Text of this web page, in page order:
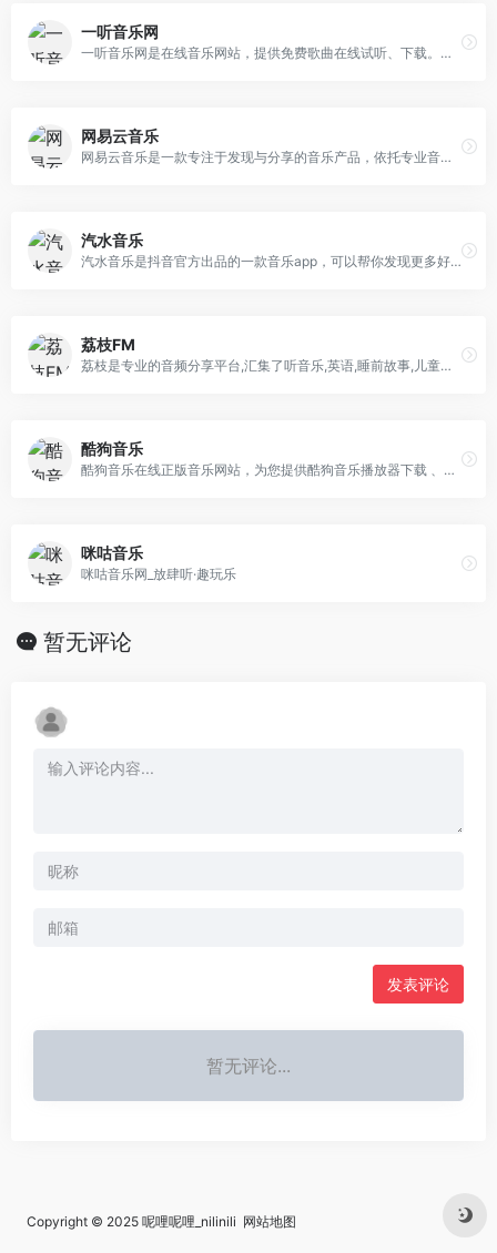
一听音乐网
一听音乐网是在线音乐网站，提供免费歌曲在线试听、下载。一听音乐网拥有正版、庞大、完整的曲库，歌曲更新迅速，试听流畅，口碑极佳。一听音乐网，每天听一听
网易云音乐
网易云音乐是一款专注于发现与分享的音乐产品，依托专业音乐人、DJ、好友推荐及社交功能，为用户打造全新的音乐生活。
汽水音乐
汽水音乐是抖音官方出品的一款音乐app，可以帮你发现更多好音乐。汽水音乐APP产品拥有千万量级曲库，支持海量音乐随心听，同时具备个性化推荐、分类电台、特色榜单等功能，汽水音乐官网帮助你发现小众好音乐拒绝千篇一律 。用户还可以同步抖音音乐收藏，彰显个人音乐品味，下次听歌更方便。
荔枝FM
荔枝是专业的音频分享平台,汇集了听音乐,英语,睡前故事,儿童故事,有声小说,相声段子,历史人文,有声书等数亿条音频,超过2亿用户选择的网络FM,随时随地，想听就听，你喜爱的音频尽在荔枝。
酷狗音乐
酷狗音乐在线正版音乐网站，为您提供酷狗音乐播放器下载 、在线音乐试听下载，提供听书、长音频、频道、听小说和MV播放服务。酷狗音乐，就是歌多！小说相声也很多！场景音乐也很多！
咪咕音乐
咪咕音乐网_放肆听·趣玩乐
暂无评论
发表评论
暂无评论...
Copyright © 2025 呢哩呢哩_nilinili 网站地图